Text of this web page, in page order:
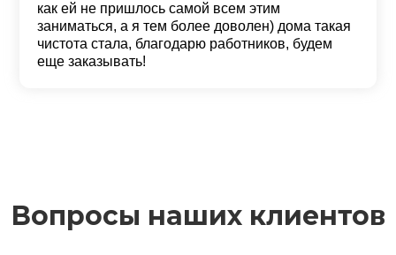
как ей не пришлось самой всем этим
заниматься, а я тем более доволен) дома такая
чистота стала, благодарю работников, будем
еще заказывать!
Вопросы наших клиентов